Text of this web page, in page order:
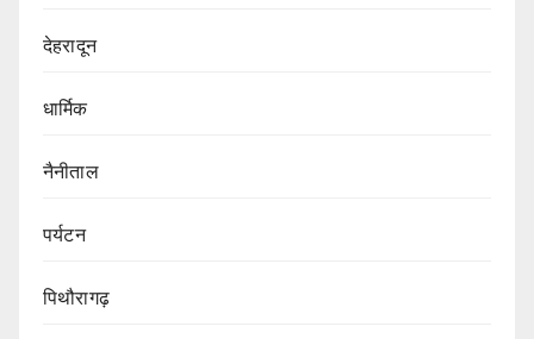
देहरादून
धार्मिक
नैनीताल
पर्यटन
पिथौरागढ़